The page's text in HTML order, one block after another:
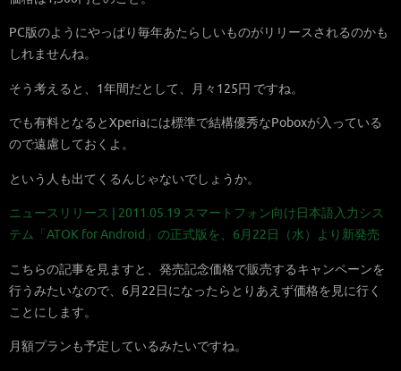
PC版のようにやっぱり毎年あたらしいものがリリースされるのかも
しれませんね。
そう考えると、1年間だとして、月々125円 ですね。
でも有料となるとXperiaには標準で結構優秀なPoboxが入っている
ので遠慮しておくよ。
という人も出てくるんじゃないでしょうか。
ニュースリリース | 2011.05.19 スマートフォン向け日本語入力シス
テム「ATOK for Android」の正式版を、6月22日（水）より新発売
こちらの記事を見ますと、発売記念価格で販売するキャンペーンを
行うみたいなので、6月22日になったらとりあえず価格を見に行く
ことにします。
月額プランも予定しているみたいですね。